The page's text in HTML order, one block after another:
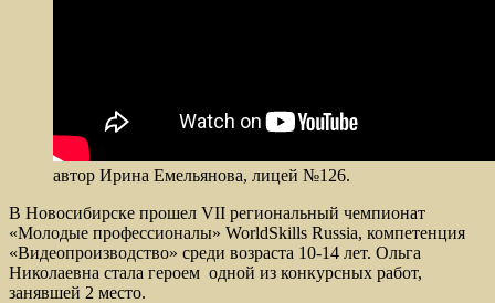
автор Ирина Емельянова, лицей №126.
В Новосибирске прошел VII региональный чемпионат
«Молодые профессионалы» WorldSkills Russia, компетенция
«Видеопроизводство» среди возраста 10-14 лет. Ольга
Николаевна стала героем одной из конкурсных работ,
занявшей 2 место.